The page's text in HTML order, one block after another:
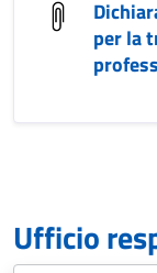
per la
Ufficio